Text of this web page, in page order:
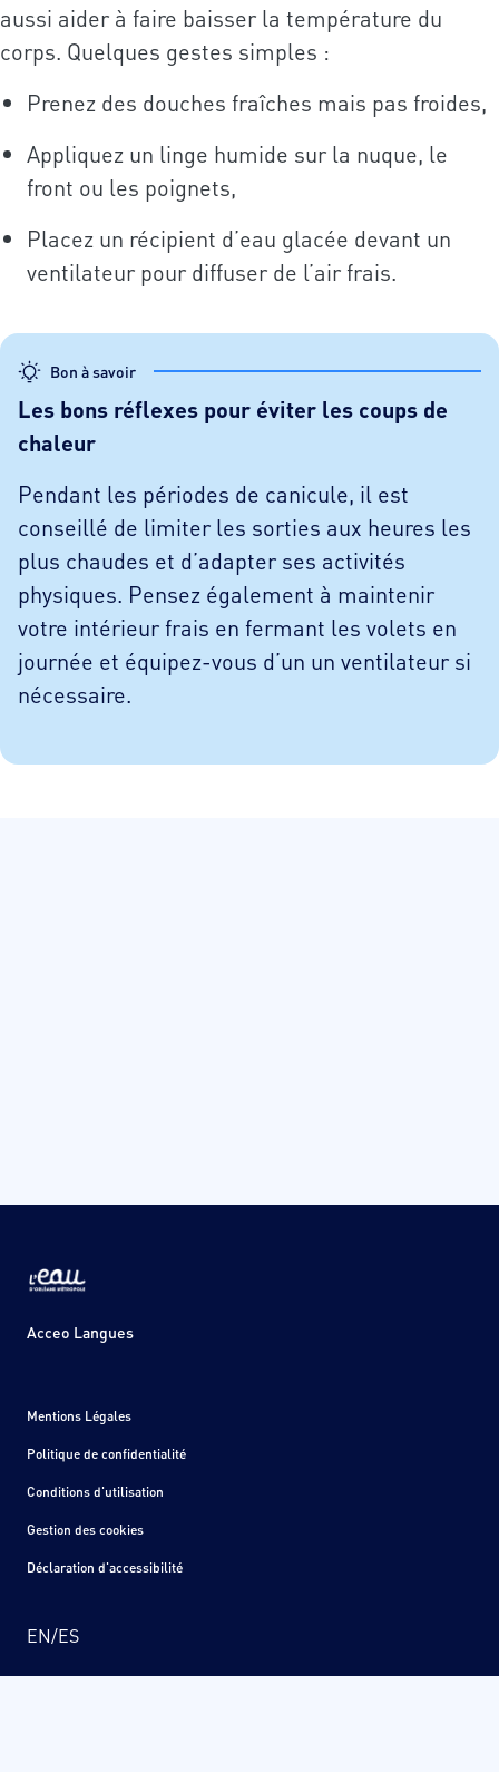
aussi aider à faire baisser la température du
corps. Quelques gestes simples :
Prenez des douches fraîches mais pas froides,
Appliquez un linge humide sur la nuque, le
front ou les poignets,
Placez un récipient d’eau glacée devant un
ventilateur pour diffuser de l’air frais.
Bon à savoir
Les bons réflexes pour éviter les coups de
chaleur
Pendant les périodes de canicule, il est
conseillé de limiter les sorties aux heures les
plus chaudes et d’adapter ses activités
physiques. Pensez également à maintenir
votre intérieur frais en fermant les volets en
journée et équipez-vous d’un un ventilateur si
nécessaire.
Acceo Langues
EN/ES
Mentions Légales
Politique de confidentialité
Conditions d'utilisation
Gestion des cookies
Déclaration d'accessibilité